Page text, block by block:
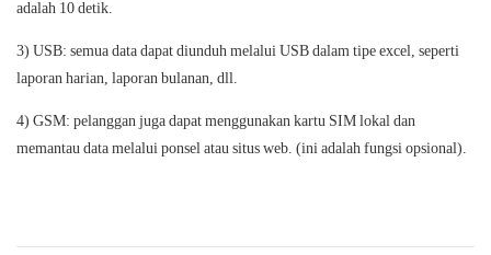
adalah 10 detik.
3) USB: semua data dapat diunduh melalui USB dalam tipe excel, seperti
laporan harian, laporan bulanan, dll.
4) GSM: pelanggan juga dapat menggunakan kartu SIM lokal dan
memantau data melalui ponsel atau situs web. (ini adalah fungsi opsional).